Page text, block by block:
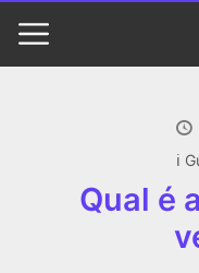
ℹ️
Qual é